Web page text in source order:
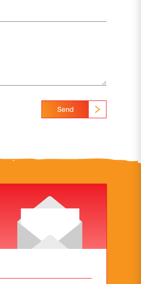
Send